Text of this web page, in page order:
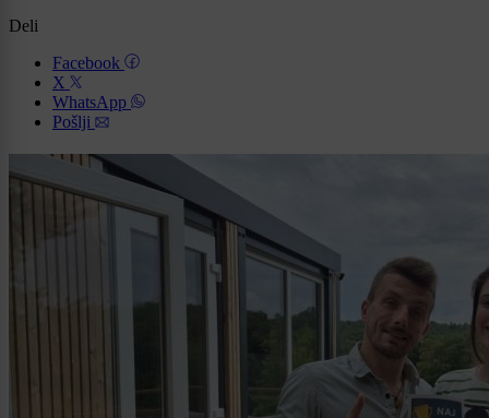
Deli
Facebook
X
WhatsApp
Pošlji